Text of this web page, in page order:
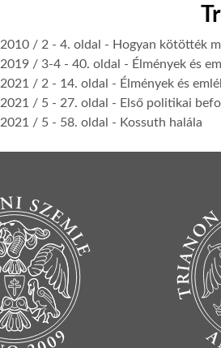
2010 / 2 - 4. oldal - Hogyan kötötték
2019 / 3-4- 40. oldal - Élmények és
2021 / 2 - 14. oldal - Élmények és
2021 / 5- 27. oldal - Első politikai
2021 / 5- 58. oldal - Kossuth halála